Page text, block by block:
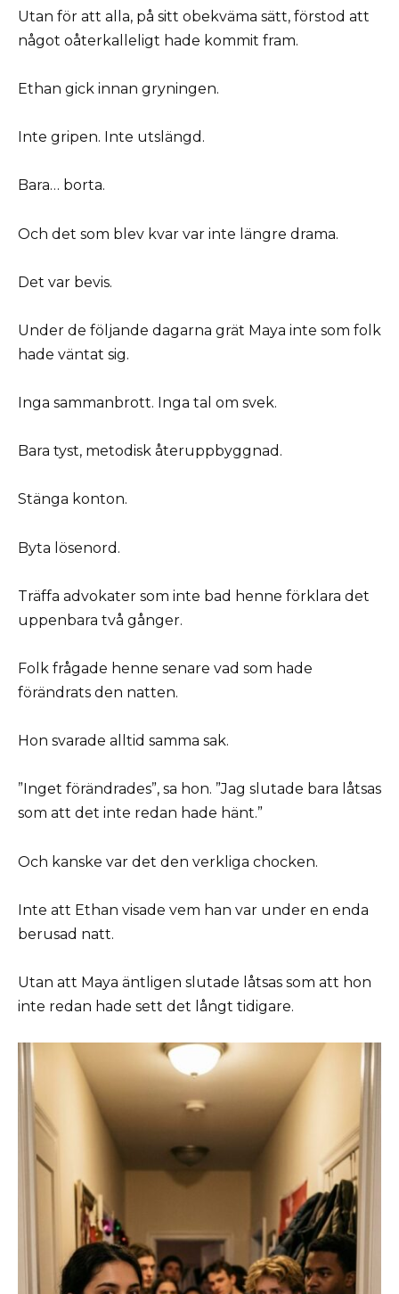
Utan för att alla, på sitt obekväma sätt, förstod att
något oåterkalleligt hade kommit fram.
Ethan gick innan gryningen.
Inte gripen. Inte utslängd.
Bara… borta.
Och det som blev kvar var inte längre drama.
Det var bevis.
Under de följande dagarna grät Maya inte som folk
hade väntat sig.
Inga sammanbrott. Inga tal om svek.
Bara tyst, metodisk återuppbyggnad.
Stänga konton.
Byta lösenord.
Träffa advokater som inte bad henne förklara det
uppenbara två gånger.
Folk frågade henne senare vad som hade
förändrats den natten.
Hon svarade alltid samma sak.
”Inget förändrades”, sa hon. ”Jag slutade bara låtsas
som att det inte redan hade hänt.”
Och kanske var det den verkliga chocken.
Inte att Ethan visade vem han var under en enda
berusad natt.
Utan att Maya äntligen slutade låtsas som att hon
inte redan hade sett det långt tidigare.